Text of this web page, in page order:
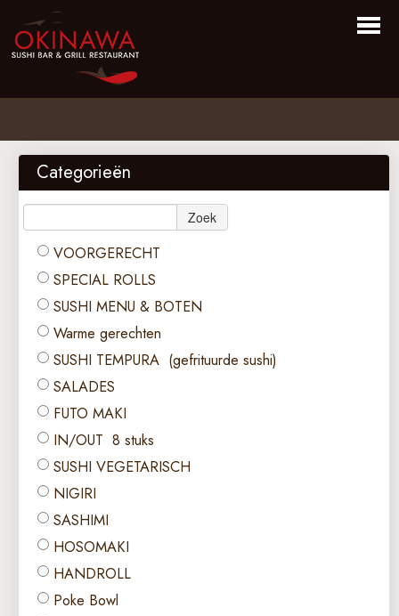
Bestellen
Menu
Over Ons
Login
Contact
Categorieën
Zoek
VOORGERECHT
SPECIAL ROLLS
SUSHI MENU & BOTEN
Warme gerechten
SUSHI TEMPURA (gefrituurde sushi)
SALADES
FUTO MAKI
IN/OUT 8 stuks
SUSHI VEGETARISCH
NIGIRI
SASHIMI
HOSOMAKI
HANDROLL
Poke Bowl